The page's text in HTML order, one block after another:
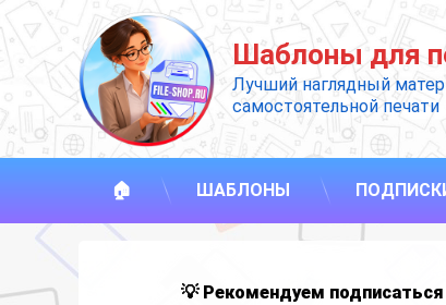
Перейти
к
содержимому
Шаблоны для
Лучший наглядный
самостоятельной печати
🏠 ШАБЛОНЫ
💡 Рекомендуем